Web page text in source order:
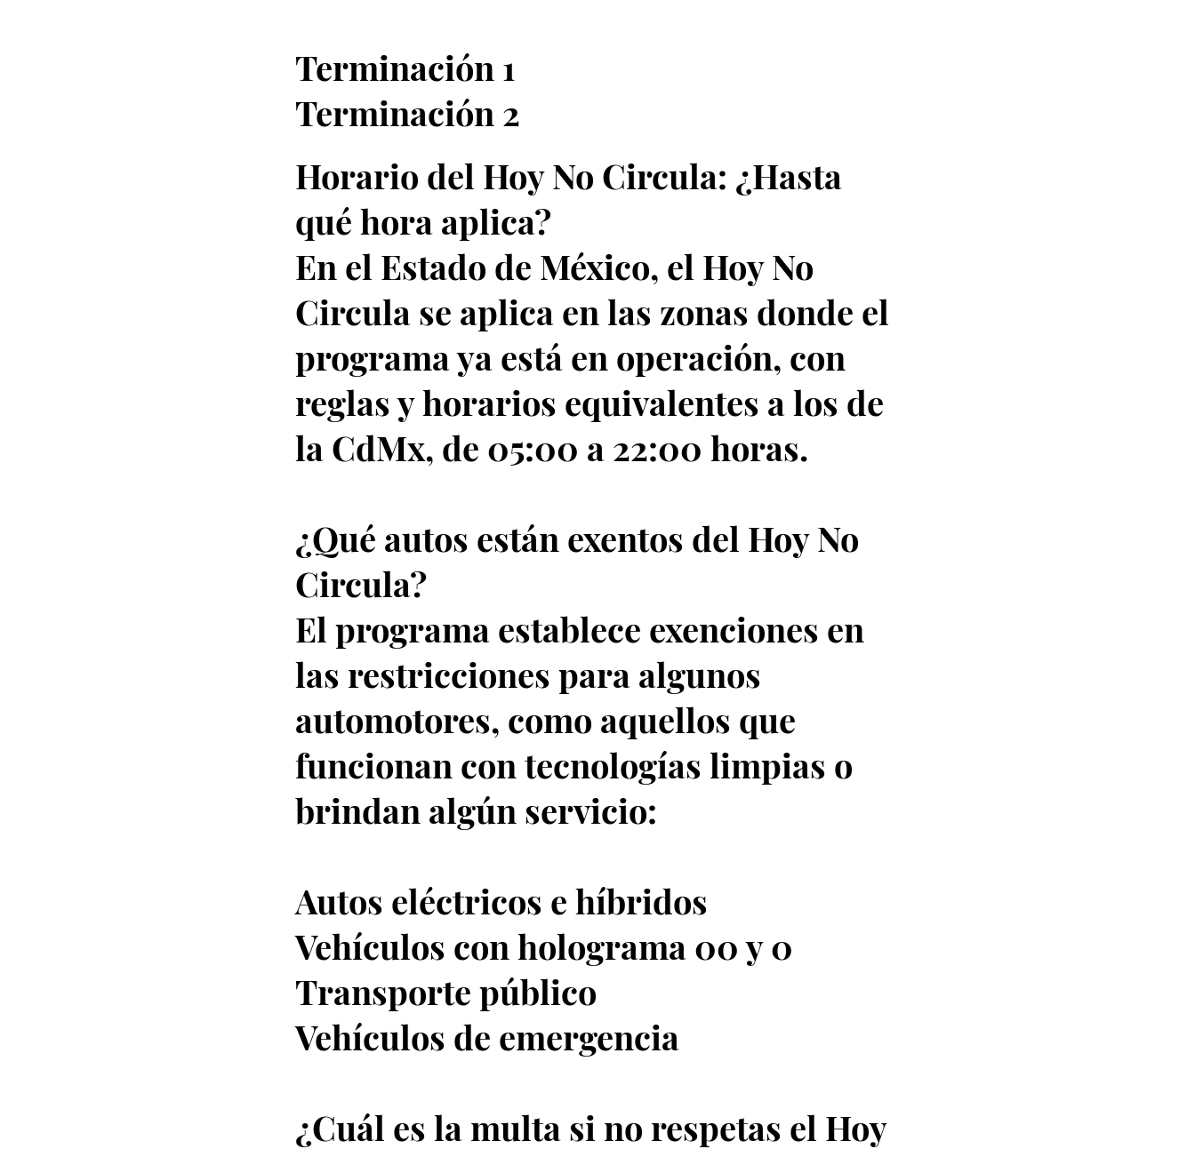
Terminación 1
Terminación 2
​Horario del Hoy No Circula: ¿Hasta
qué hora aplica?
En el Estado de México, el Hoy No
Circula se aplica en las zonas donde el
programa ya está en operación, con
reglas y horarios equivalentes a los de
la CdMx, de 05:00 a 22:00 horas.
¿Qué autos están exentos del Hoy No
Circula?
El programa establece exenciones en
las restricciones para algunos
automotores, como aquellos que
funcionan con tecnologías limpias o
brindan algún servicio:
Autos eléctricos e híbridos
Vehículos con holograma 00 y 0
Transporte público
Vehículos de emergencia
¿Cuál es la multa si no respetas el Hoy